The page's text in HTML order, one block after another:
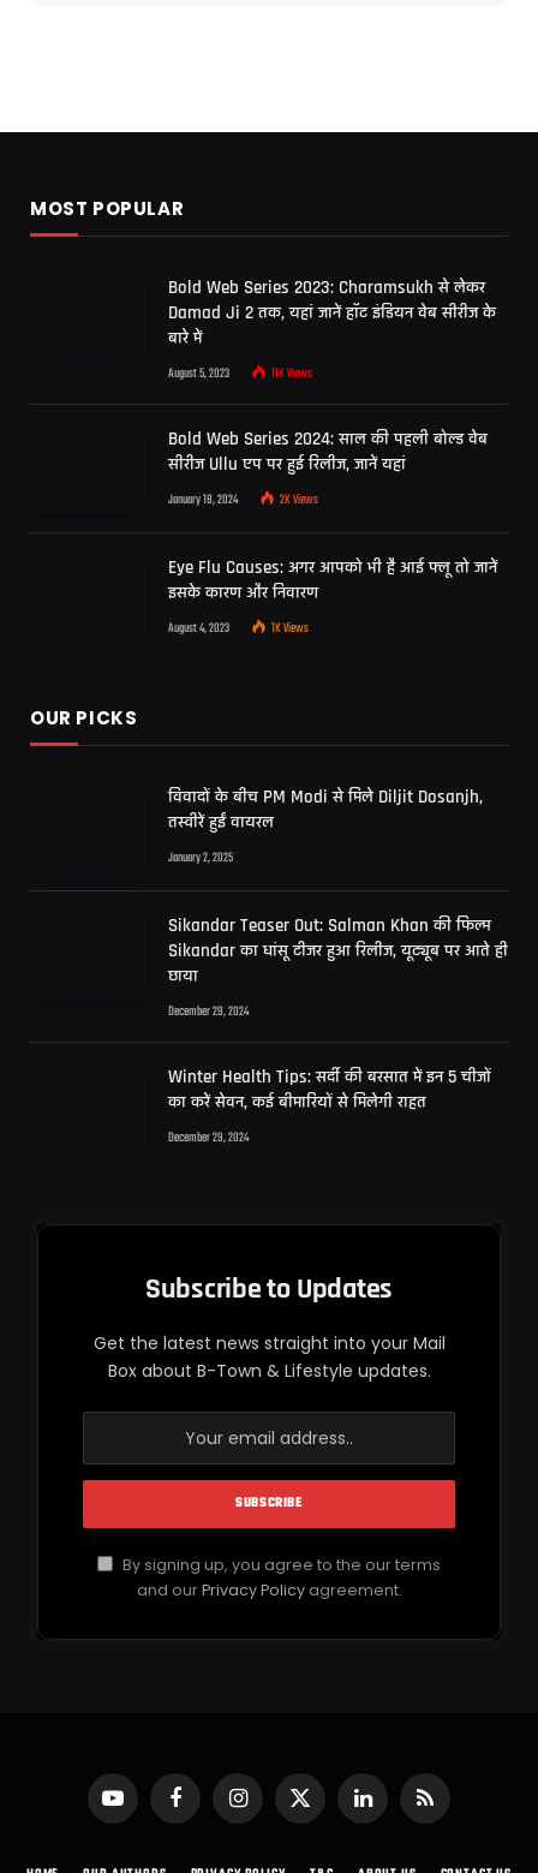
MOST POPULAR
Bold Web Series 2023: Charamsukh से लेकर
Damad Ji 2 तक, यहां जानें हॉट इंडियन वेब सीरीज के
बारे में
August 5, 2023 11KViews
Bold Web Series 2024: साल की पहली बोल्ड वेब
सीरीज Ullu एप पर हुई रिलीज, जानें यहां
January 18, 2024 2KViews
Eye Flu Causes: अगर आपको भी है आई फ्लू तो जानें
इसके कारण और निवारण
August 4, 2023 1KViews
OUR PICKS
विवादों के बीच PM Modi से मिले Diljit Dosanjh,
तस्वीरें हुईं वायरल
January 2, 2025
Sikandar Teaser Out: Salman Khan की फिल्म
Sikandar का धांसू टीजर हुआ रिलीज, यूट्यूब पर आते ही
छाया
December 29, 2024
Winter Health Tips: सर्दी की बरसात में इन 5 चीजों
का करें सेवन, कई बीमारियों से मिलेगी राहत
December 29, 2024
Subscribe to Updates
Get the latest news straight into your Mail
Box about B-Town & Lifestyle updates.
By signing up, you agree to the our terms
and ourPrivacy Policyagreement.
YouTubeFacebookInstagram
X
(Twitter)
LinkedInRSS